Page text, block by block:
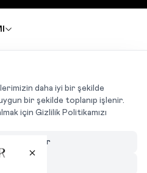
daha iyi bir şekilde
bir şekilde toplanıp işlenir.
için Gizlilik Politikamızı
Özelleştir